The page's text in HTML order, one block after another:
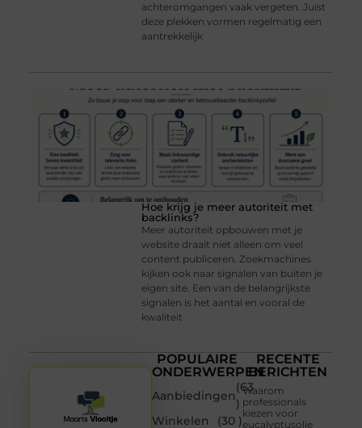
achteromgangen vaak vergeten. Juist
deze plekken vormen regelmatig een
aantrekkelijk
Hoe krijg je meer autoriteit met
backlinks?
Meer autoriteit opbouwen met je
website draait niet alleen om veel
content publiceren. Zoekmachines
kijken ook naar signalen van buiten je
eigen site. Een van de belangrijkste
signalen is het aantal en vooral de
kwaliteit
POPULAIRE
ONDERWERPEN
Aanbiedingen
(63
)
Winkelen
(30 )
RECENTE
BERICHTEN
Waarom
professionals
kiezen voor
eucalyptusolie